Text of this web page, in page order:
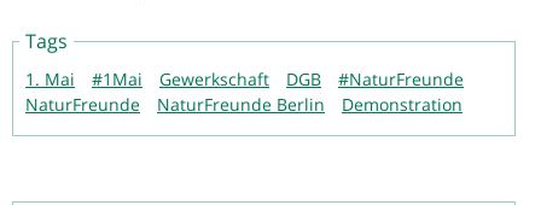
Tags
1. Mai #1Mai Gewerkschaft DGB
#NaturFreunde
NaturFreunde
NaturFreunde Berlin Demonstration